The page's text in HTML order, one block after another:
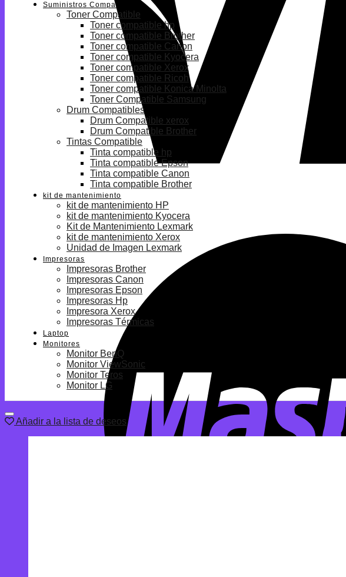
Suministros Compatibles
Toner Compatible
Toner compatible hp
Toner compatible Brother
Toner compatible Canon
Toner compatible Kyocera
Toner compatible Xerox
Toner compatible Ricoh
Toner compatible Konica Minolta
Toner Compatible Samsung
Drum Compatibles
Drum Compatible xerox
Drum Compatible Brother
Tintas Compatible
Tinta compatible hp
Tinta compatible Epson
Tinta compatible Canon
Tinta compatible Brother
kit de mantenimiento
kit de mantenimiento HP
kit de mantenimiento Kyocera
Kit de Mantenimiento Lexmark
kit de mantenimiento Xerox
Unidad de Imagen Lexmark
Impresoras
Impresoras Brother
Impresoras Canon
Impresoras Epson
Impresoras Hp
Impresora Xerox
Impresoras Térmicas
Laptop
Monitores
Monitor BenQ
Monitor ViewSonic
Monitor Teros
Monitor LG
Añadir a la lista de deseos